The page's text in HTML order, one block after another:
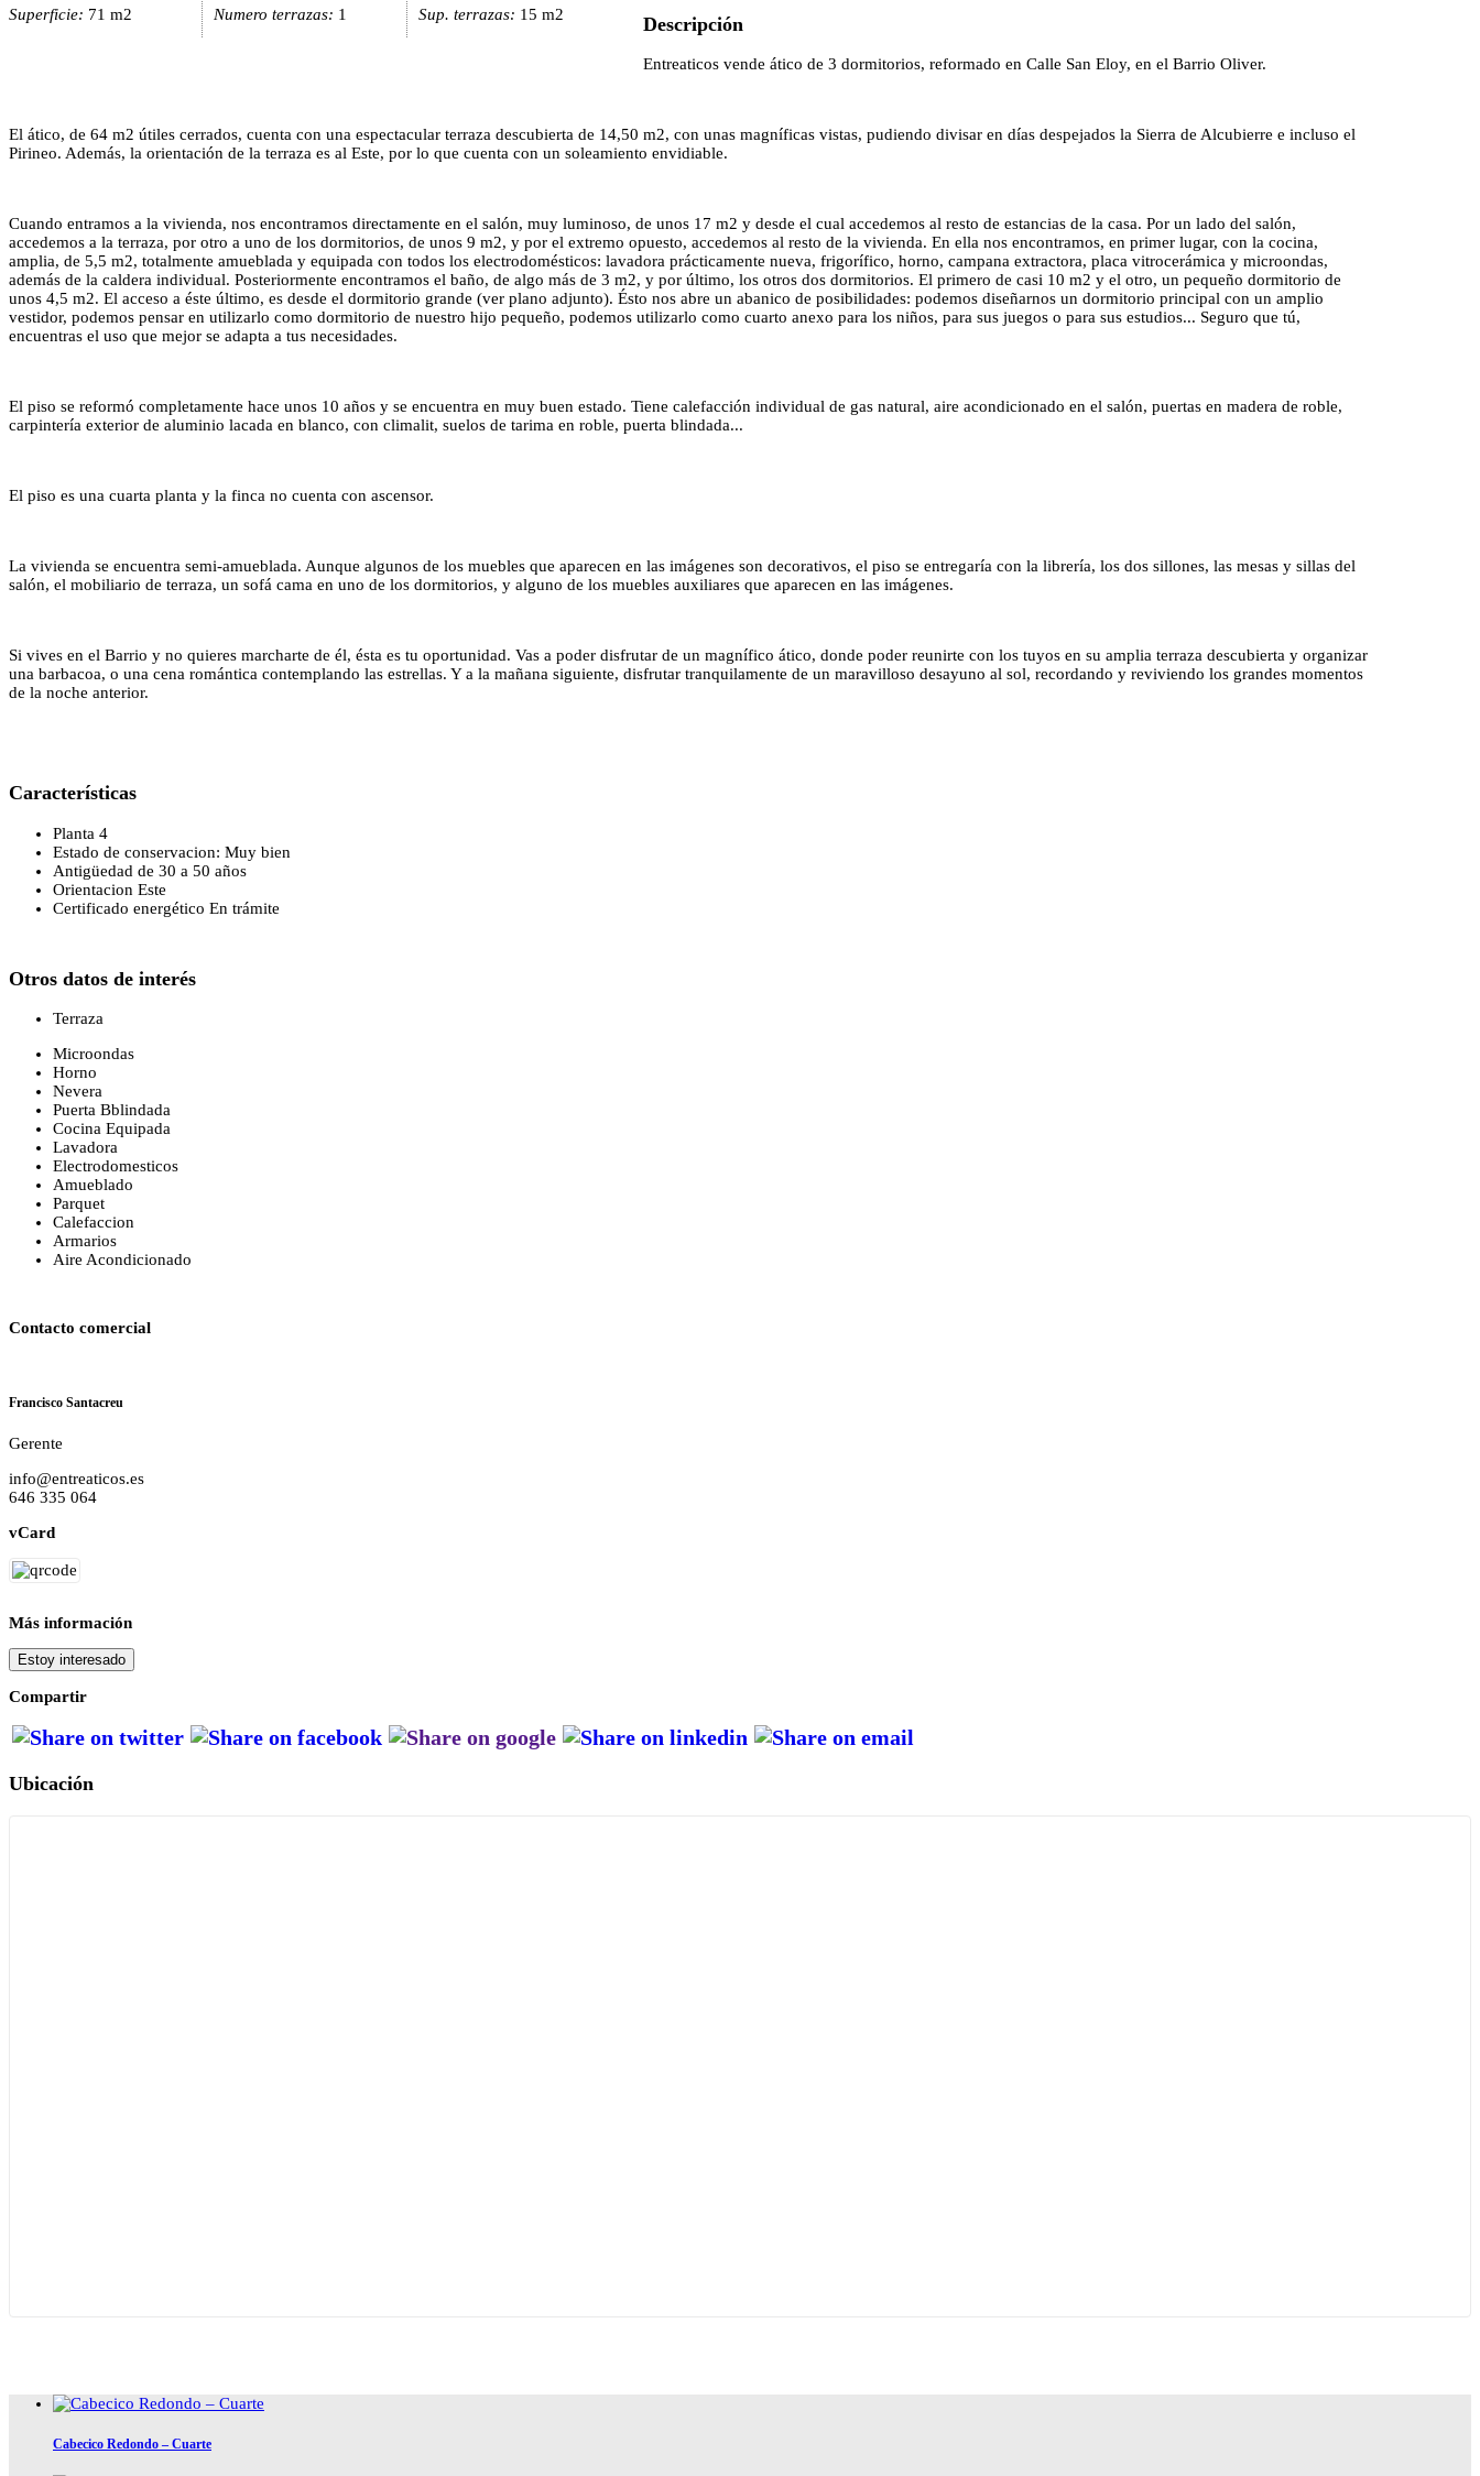
Superficie: 71 m2 Numero terrazas: 1 Sup. terrazas: 15 m2 Descripción
Entreaticos vende ático de 3 dormitorios, reformado en Calle San Eloy, en el Barrio Oliver.
El ático, de 64 m2 útiles cerrados, cuenta con una espectacular terraza descubierta de 14,50 m2, con unas magníficas vistas, pudiendo divisar en días despejados la Sierra de Alcubierre e incluso el
Pirineo. Además, la orientación de la terraza es al Este, por lo que cuenta con un soleamiento envidiable.
Cuando entramos a la vivienda, nos encontramos directamente en el salón, muy luminoso, de unos 17 m2 y desde el cual accedemos al resto de estancias de la casa. Por un lado del salón,
accedemos a la terraza, por otro a uno de los dormitorios, de unos 9 m2, y por el extremo opuesto, accedemos al resto de la vivienda. En ella nos encontramos, en primer lugar, con la cocina,
amplia, de 5,5 m2, totalmente amueblada y equipada con todos los electrodomésticos: lavadora prácticamente nueva, frigorífico, horno, campana extractora, placa vitrocerámica y microondas,
además de la caldera individual. Posteriormente encontramos el baño, de algo más de 3 m2, y por último, los otros dos dormitorios. El primero de casi 10 m2 y el otro, un pequeño dormitorio de
unos 4,5 m2. El acceso a éste último, es desde el dormitorio grande (ver plano adjunto). Ésto nos abre un abanico de posibilidades: podemos diseñarnos un dormitorio principal con un amplio
vestidor, podemos pensar en utilizarlo como dormitorio de nuestro hijo pequeño, podemos utilizarlo como cuarto anexo para los niños, para sus juegos o para sus estudios... Seguro que tú,
encuentras el uso que mejor se adapta a tus necesidades.
El piso se reformó completamente hace unos 10 años y se encuentra en muy buen estado. Tiene calefacción individual de gas natural, aire acondicionado en el salón, puertas en madera de roble,
carpintería exterior de aluminio lacada en blanco, con climalit, suelos de tarima en roble, puerta blindada...
El piso es una cuarta planta y la finca no cuenta con ascensor.
La vivienda se encuentra semi-amueblada. Aunque algunos de los muebles que aparecen en las imágenes son decorativos, el piso se entregaría con la librería, los dos sillones, las mesas y sillas del
salón, el mobiliario de terraza, un sofá cama en uno de los dormitorios, y alguno de los muebles auxiliares que aparecen en las imágenes.
Si vives en el Barrio y no quieres marcharte de él, ésta es tu oportunidad. Vas a poder disfrutar de un magnífico ático, donde poder reunirte con los tuyos en su amplia terraza descubierta y organizar
una barbacoa, o una cena romántica contemplando las estrellas. Y a la mañana siguiente, disfrutar tranquilamente de un maravilloso desayuno al sol, recordando y reviviendo los grandes momentos
de la noche anterior.
Características
Planta 4
Estado de conservacion: Muy bien
Antigüedad de 30 a 50 años
Orientacion Este
Certificado energético En trámite
Otros datos de interés
Terraza
Microondas
Horno
Nevera
Puerta Bblindada
Cocina Equipada
Lavadora
Electrodomesticos
Amueblado
Parquet
Calefaccion
Armarios
Aire Acondicionado
Contacto comercial
Francisco Santacreu
Gerente
info@entreaticos.es
646 335 064
vCard
Más información
Estoy interesado
Compartir
Ubicación
Cabecico Redondo – Cuarte